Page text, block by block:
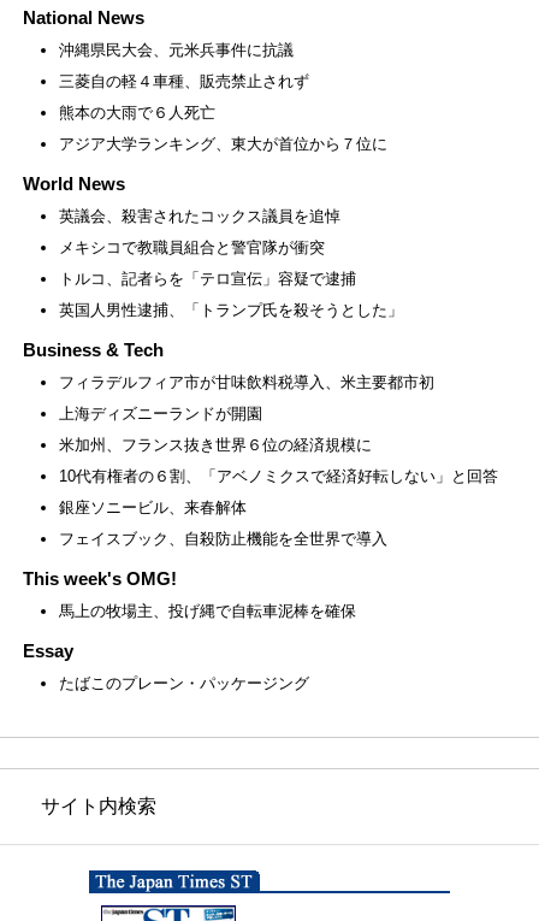
National News
沖縄県民大会、元米兵事件に抗議
三菱自の軽４車種、販売禁止されず
熊本の大雨で６人死亡
アジア大学ランキング、東大が首位から７位に
World News
英議会、殺害されたコックス議員を追悼
メキシコで教職員組合と警官隊が衝突
トルコ、記者らを「テロ宣伝」容疑で逮捕
英国人男性逮捕、「トランプ氏を殺そうとした」
Business & Tech
フィラデルフィア市が甘味飲料税導入、米主要都市初
上海ディズニーランドが開園
米加州、フランス抜き世界６位の経済規模に
10代有権者の６割、「アベノミクスで経済好転しない」と回答
銀座ソニービル、来春解体
フェイスブック、自殺防止機能を全世界で導入
This week's OMG!
馬上の牧場主、投げ縄で自転車泥棒を確保
Essay
たばこのプレーン・パッケージング
サイト内検索